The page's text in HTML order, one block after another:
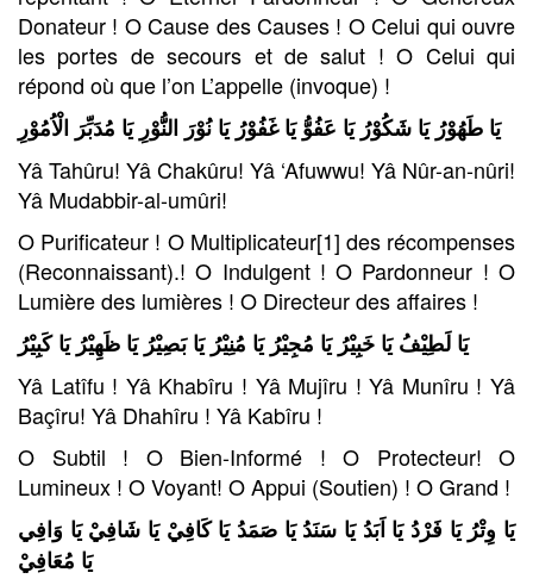
Donateur ! O Cause des Causes ! O Celui qui ouvre
les portes de secours et de salut ! O Celui qui
répond où que l’on L’appelle (invoque) !
يَا طَهُوْرُ يَا شَكُوْرُ يَا عَفُوُّ يَا غَفُوْرُ يَا نُوْرَ النُّوْرِ يَا مُدَبِّرَ الْاُمُوْرِ
Yâ Tahûru! Yâ Chakûru! Yâ ‘Afuwwu! Yâ Nûr-an-nûri!
Yâ Mudabbir-al-umûri!
O Purificateur ! O Multiplicateur[1] des récompenses
(Reconnaissant).! O Indulgent ! O Pardonneur ! O
Lumière des lumières ! O Directeur des affaires !
يَا لَطِيْفُ يَا خَبِيْرُ يَا مُجِيْرُ يَا مُنِيْرُ يَا بَصِيْرُ يَا ظَهِيْرُ يَا كَبِيْرُ
Yâ Latîfu ! Yâ Khabîru ! Yâ Mujîru ! Yâ Munîru ! Yâ
Baçîru! Yâ Dhahîru ! Yâ Kabîru !
O Subtil ! O Bien-Informé ! O Protecteur! O
Lumineux ! O Voyant! O Appui (Soutien) ! O Grand !
يَا وِتْرُ يَا فَرْدُ يَا اَبَدُ يَا سَنَدُ يَا صَمَدُ يَا كَافِيْ يَا شَافِيْ يَا وَافِي
يَا مُعَافِيْ